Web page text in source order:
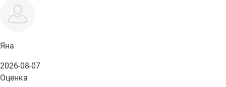
Яна
2026-08-07
Оценка